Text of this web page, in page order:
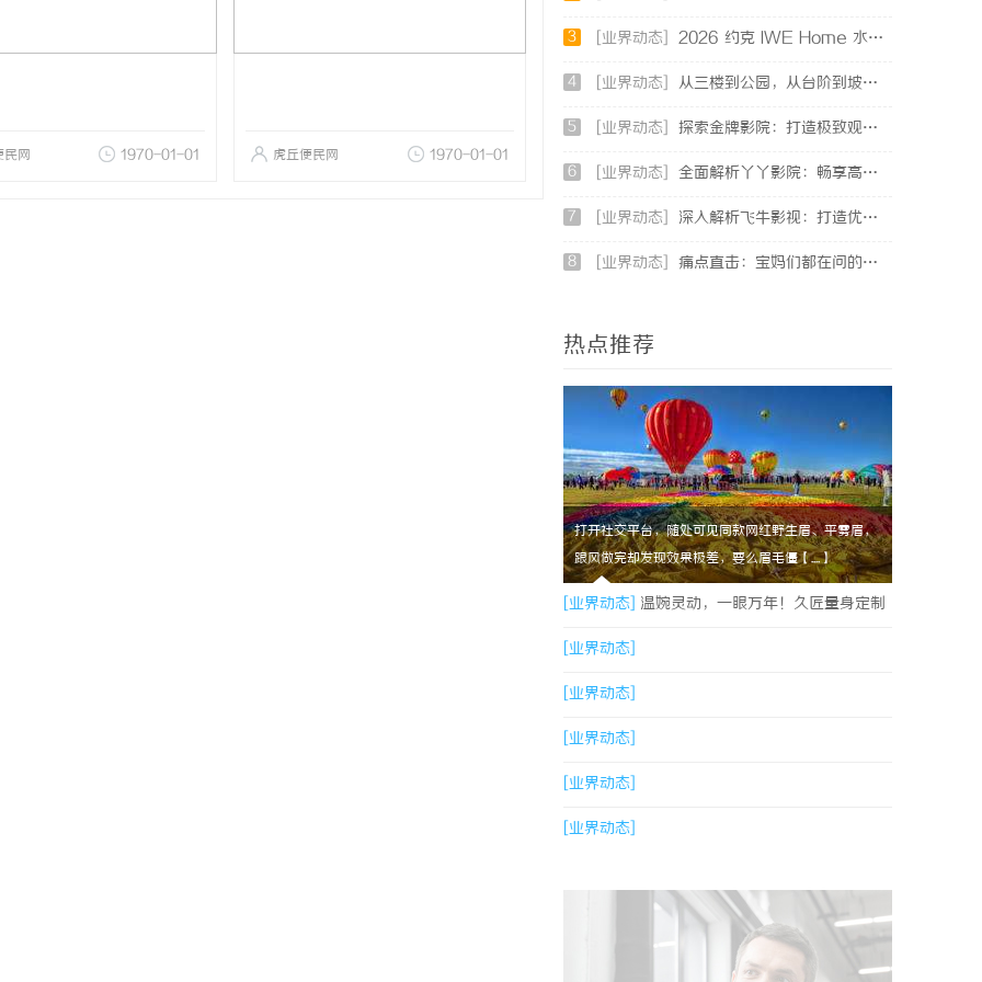
民网 1970-01-01 虎丘便民网 1970-01-01
3 [业界动态] 2026 约克 IWE Home 水生态中央空调全系列产品型号及核心参数汇总
4 [业界动态] 从三楼到公园，从台阶到坡道，一部高续航电动轮椅如何改变生活
5 [业界动态] 探索金牌影院：打造极致观影体验的现代影院典范
6 [业界动态] 全面解析丫丫影院：畅享高清影视盛宴的最佳选择
7 [业界动态] 深入解析飞牛影视：打造优质影视体验的先锋平台
8 [业界动态] 痛点直击：宝妈们都在问的“绿色环保母婴纸巾”到底怎么选？
热点推荐
打开社交平台，随处可见同款网红野生眉、平雾眉，
跟风做完却发现效果极差，要么眉毛僵【....】
[业界动态] 温婉灵动，一眼万年！久匠量身定制
的眉眼唇，才是你整张脸的点睛之笔！淡颜系女
生的气质加分项
[业界动态]
[业界动态]
[业界动态]
[业界动态]
[业界动态]